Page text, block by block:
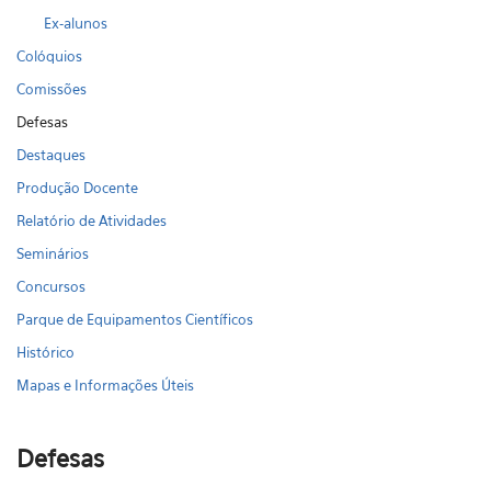
Ex-alunos
Colóquios
Comissões
Defesas
Destaques
Produção Docente
Relatório de Atividades
Seminários
Concursos
Parque de Equipamentos Científicos
Histórico
Mapas e Informações Úteis
Defesas